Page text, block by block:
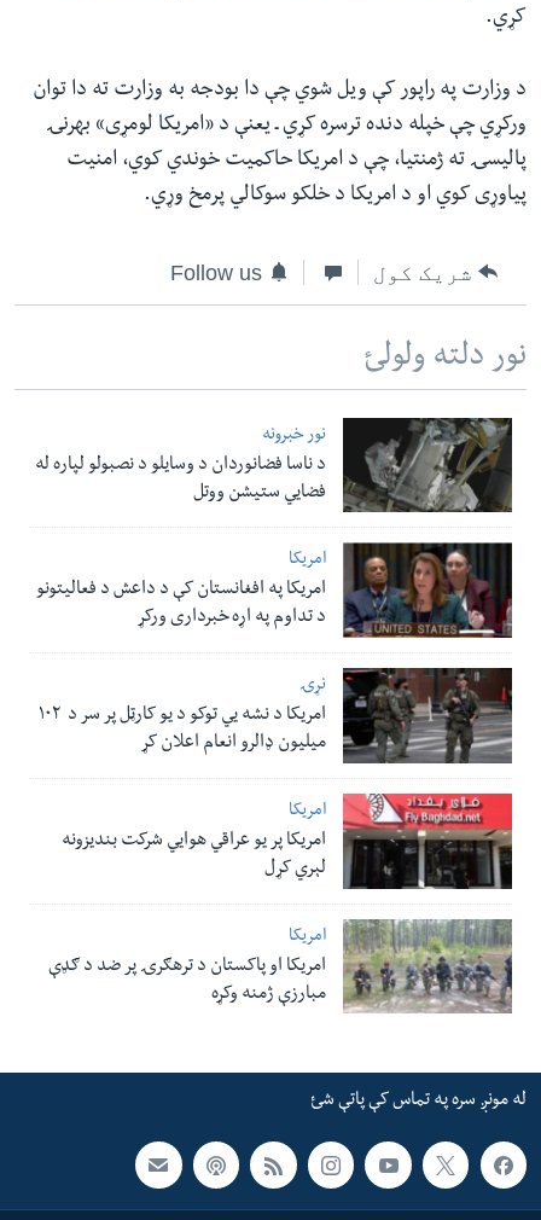
کړي.
د وزارت په راپور کې ویل شوي چې دا بودجه به وزارت ته دا توان
ورکړي چې خپله دنده ترسره کړي ـ یعنې د «امریکا لومړی» بهرنۍ
پالیسۍ ته ژمنتیا، چې د امریکا حاکمیت خوندي کوي، امنیت
پیاوړی کوي او د امریکا د خلکو سوکالي پرمخ وړي.
شریک کول Follow us
نور دلته ولولئ
نور خبرونه
د ناسا فضانوردان د وسایلو د نصبولو لپاره له
فضایي ستیشن ووتل
امریکا
امریکا په افغانستان کې د داعش د فعالیتونو
د تداوم په اړه خبرداری ورکړ
نړۍ
امریکا د نشه یي توکو د یو کارټل پر سر د ۱۰۲
میلیون ډالرو انعام اعلان کړ
امریکا
امریکا پر یو عراقي هوایي شرکت بندیزونه
لېري کړل
امریکا
امریکا او پاکستان د ترهګرۍ پر ضد د ګډې
مبارزې ژمنه وکړه
له مونږ سره په تماس کې پاتې شئ